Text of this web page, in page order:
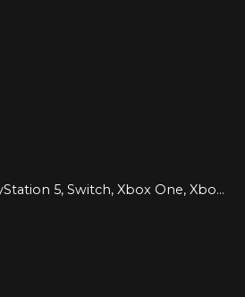
PC, PlayStation 4, PlayStation 5, Switch, Xbox One, Xbox Series